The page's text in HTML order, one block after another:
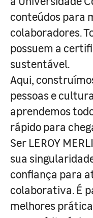
conteúdos para
colaboradores.
possuem a
sustentável.
Aqui,
pessoas e
aprendemos
rápido para
Ser LEROY
sua
confiança para
colaborativa. É
melhores